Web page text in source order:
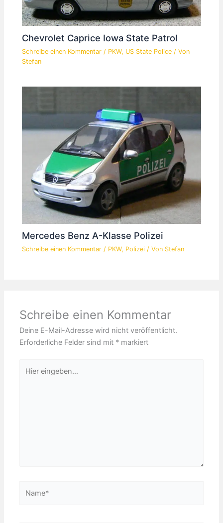
Chevrolet Caprice Iowa State Patrol
Schreibe einen Kommentar / PKW, US State Police / Von
Stefan
Mercedes Benz A-Klasse Polizei
Schreibe einen Kommentar / PKW, Polizei / Von Stefan
Schreibe einen Kommentar
Deine E-Mail-Adresse wird nicht veröffentlicht.
Erforderliche Felder sind mit * markiert
eingeben…